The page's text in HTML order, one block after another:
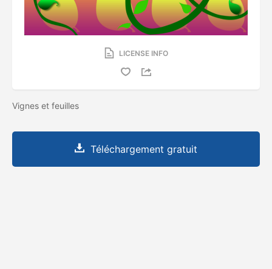
LICENSE INFO
Vignes et feuilles
Téléchargement gratuit